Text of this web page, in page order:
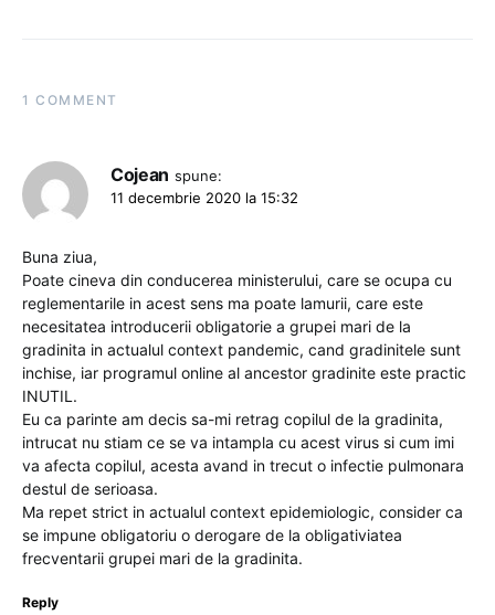
1 COMMENT
Cojean spune:
11 decembrie 2020 la 15:32
Buna ziua,
Poate cineva din conducerea ministerului, care se ocupa cu
reglementarile in acest sens ma poate lamurii, care este
necesitatea introducerii obligatorie a grupei mari de la
gradinita in actualul context pandemic, cand gradinitele sunt
inchise, iar programul online al ancestor gradinite este practic
INUTIL.
Eu ca parinte am decis sa-mi retrag copilul de la gradinita,
intrucat nu stiam ce se va intampla cu acest virus si cum imi
va afecta copilul, acesta avand in trecut o infectie pulmonara
destul de serioasa.
Ma repet strict in actualul context epidemiologic, consider ca
se impune obligatoriu o derogare de la obligativiatea
frecventarii grupei mari de la gradinita.
Reply